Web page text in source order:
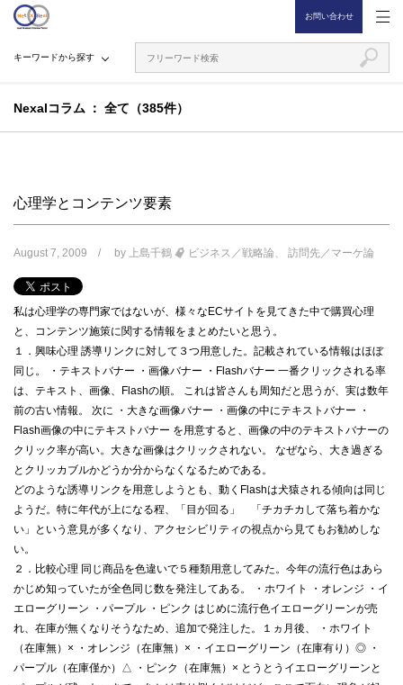
お問い合わせ
Nexalコラム 全て（385件）
キーワードから探す
心理学とコンテンツ要素
August 7, 2009 by 上島千鶴 ビジネス／戦略論 訪問先／マーケ論
私は心理学の専門家ではないが、様々なECサイトを見てきた中で購買心理
と、コンテンツ施策に関する情報をまとめたいと思う。
１．興味心理 誘導リンクに対して３つ用意した。記載されている情報はほぼ
同じ。 ・テキストバナー ・画像バナー ・Flashバナー 一番クリックされる率
は、テキスト、画像、Flashの順。 これは皆さんも周知だと思うが、実は数年
前の古い情報。 次に ・大きな画像バナー ・画像の中にテキストバナー ・
Flash画像の中にテキストバナー を用意すると、画像の中のテキストバナーの
クリック率が高い。大きな画像はクリックされない。 なぜなら、大き過ぎる
とクリッカブルかどうか分からなくなるためである。
どのような誘導リンクを用意しようとも、動くFlashは犬猿される傾向は同じ
ようだ。特に年代が上になる程、「目が回る」 「チカチカして落ち着かな
い」という意見が多くなり、アクセシビリティの視点から見てもお勧めしな
い。
２．比較心理 同じ商品を色違いで５種類用意してみた。今年の流行色はあら
かじめ知っていたが全色同じ数を発注してある。 ・ホワイト ・オレンジ ・イ
エローグリーン ・パープル ・ピンク はじめに流行色イエローグリーンが売
れ、在庫が無くなりそうなため、追加で発注した。１ヵ月後、 ・ホワイト
（在庫無）× ・オレンジ（在庫無）× ・イエローグリーン（在庫有り）◎ ・
パープル（在庫僅か）△ ・ピンク（在庫無）× とうとうイエローグリーンと